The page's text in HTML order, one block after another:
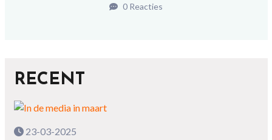
0 Reacties
RECENT
23-03-2025